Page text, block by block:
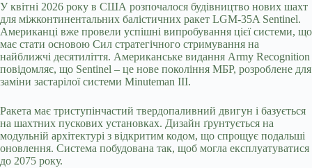
У квітні 2026 року в США розпочалося будівництво нових шахт
для міжконтинентальних балістичних ракет LGM-35A Sentinel.
Американці вже провели успішні випробування цієї системи, що
має стати основою Сил стратегічного стримування на
найближчі десятиліття. Американське видання Army Recognition
повідомляє, що Sentinel – це нове покоління МБР, розроблене для
заміни застарілої системи Minuteman III.
Ракета має триступінчастий твердопаливний двигун і базується
на шахтних пускових установках. Дизайн ґрунтується на
модульній архітектурі з відкритим кодом, що спрощує подальші
оновлення. Система побудована так, щоб могла експлуатуватися
до 2075 року.